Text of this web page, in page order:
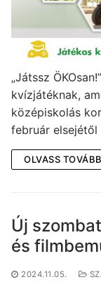
„Játssz
kvízjátéknak,
középiskolás
február
OLVASS
Új
és
2024.11.05.